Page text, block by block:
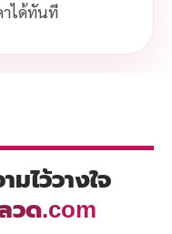
าได้ทันที
ไว้วางใจ
วด.com